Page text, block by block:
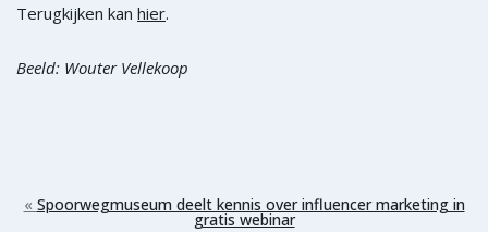
Terugkijken kan hier.
Beeld: Wouter Vellekoop
« Spoorwegmuseum deelt kennis over influencer marketing in
gratis webinar